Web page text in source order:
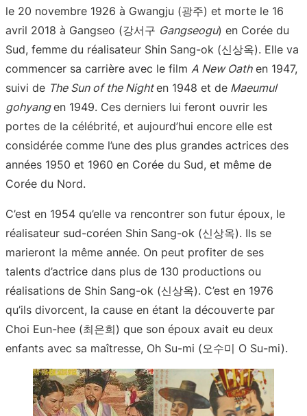
le 20 novembre 1926 à Gwangju (광주) et morte le 16
avril 2018 à Gangseo (강서구 Gangseogu) en Corée du
Sud, femme du réalisateur Shin Sang-ok (신상옥). Elle va
commencer sa carrière avec le film A New Oathen 1947,
suivi de The Sun of the Nighten 1948 et de Maeumul
gohyangen 1949. Ces derniers lui feront ouvrir les
portes de la célébrité, et aujourd’hui encore elle est
considérée comme l’une des plus grandes actrices des
années 1950 et 1960 en Corée du Sud, et même de
Corée du Nord.
C’est en 1954 qu’elle va rencontrer son futur époux, le
réalisateur sud-coréen Shin Sang-ok (신상옥). Ils se
marieront la même année. On peut profiter de ses
talents d’actrice dans plus de 130 productions ou
réalisations de Shin Sang-ok (신상옥). C’est en 1976
qu’ils divorcent, la cause en étant la découverte par
Choi Eun-hee (최은희) que son époux avait eu deux
enfants avec sa maîtresse, Oh Su-mi (오수미 O Su-mi).